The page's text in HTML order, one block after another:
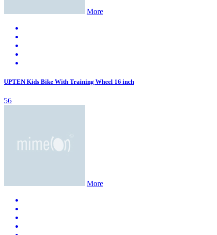
More
UPTEN Kids Bike With Training Wheel 16 inch
56
More